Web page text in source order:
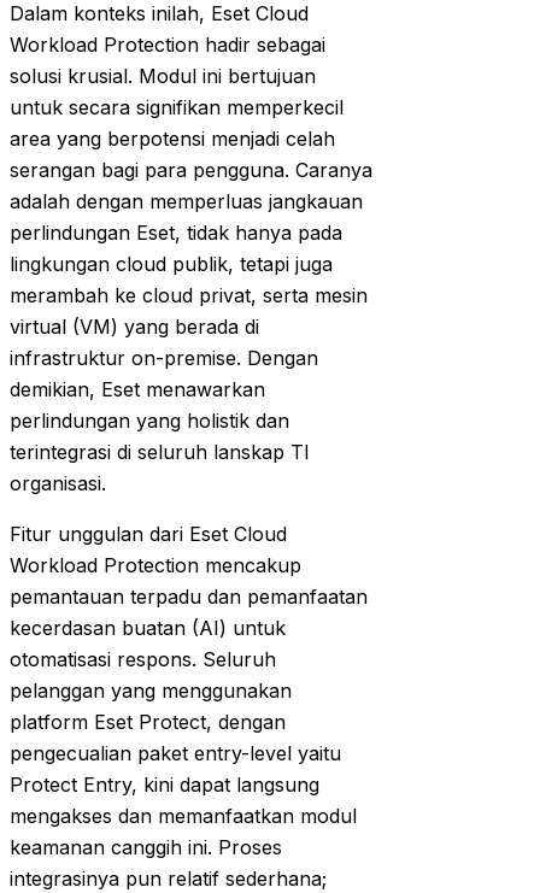
Dalam konteks inilah, Eset Cloud
Workload Protection hadir sebagai
solusi krusial. Modul ini bertujuan
untuk secara signifikan memperkecil
area yang berpotensi menjadi celah
serangan bagi para pengguna. Caranya
adalah dengan memperluas jangkauan
perlindungan Eset, tidak hanya pada
lingkungan cloud publik, tetapi juga
merambah ke cloud privat, serta mesin
virtual (VM) yang berada di
infrastruktur on-premise. Dengan
demikian, Eset menawarkan
perlindungan yang holistik dan
terintegrasi di seluruh lanskap TI
organisasi.
Fitur unggulan dari Eset Cloud
Workload Protection mencakup
pemantauan terpadu dan pemanfaatan
kecerdasan buatan (AI) untuk
otomatisasi respons. Seluruh
pelanggan yang menggunakan
platform Eset Protect, dengan
pengecualian paket entry-level yaitu
Protect Entry, kini dapat langsung
mengakses dan memanfaatkan modul
keamanan canggih ini. Proses
integrasinya pun relatif sederhana;